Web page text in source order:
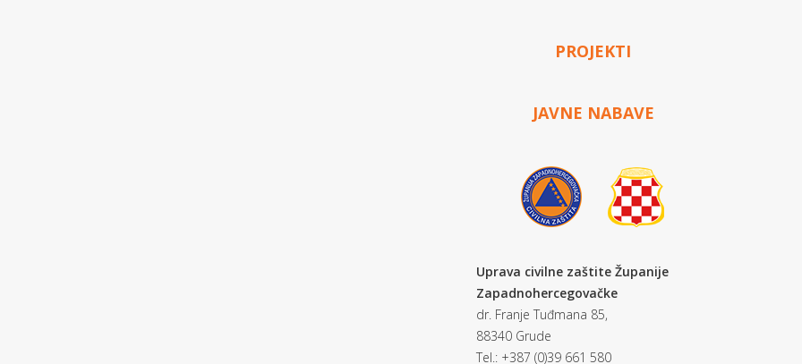
PROJEKTI
JAVNE NABAVE
Uprava civilne zaštite Županije
Zapadnohercegovačke
dr. Franje Tuđmana 85,
88340 Grude
Tel.: +387 (0)39 661 580